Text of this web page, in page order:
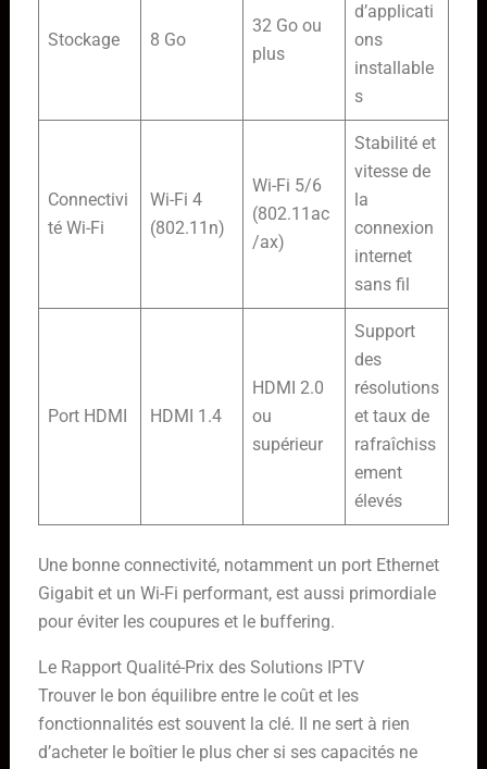
Stockage 8 Go
32 Go ou
plus
d’applicati
ons
installable
s
Connectivi
té Wi-Fi
Wi-Fi 4
(802.11n)
Wi-Fi 5/6
(802.11ac
/ax)
Stabilité et
vitesse de
la
connexion
internet
sans fil
Port HDMI HDMI 1.4
HDMI 2.0
ou
supérieur
Support
des
résolutions
et taux de
rafraîchiss
ement
élevés
Une bonne connectivité, notamment un port Ethernet
Gigabit et un Wi-Fi performant, est aussi primordiale
pour éviter les coupures et le buffering.
Le Rapport Qualité-Prix des Solutions IPTV
Trouver le bon équilibre entre le coût et les
fonctionnalités est souvent la clé. Il ne sert à rien
d’acheter le boîtier le plus cher si ses capacités ne